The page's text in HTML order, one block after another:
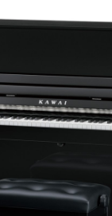
Võ Thị Sáu
Xuân Hòa, TPHCM,
102Q An Dương Vương
Vương, Phường An
Phan Đăng Lưu
Bình Thạnh,
cư Cityland Park Hill,